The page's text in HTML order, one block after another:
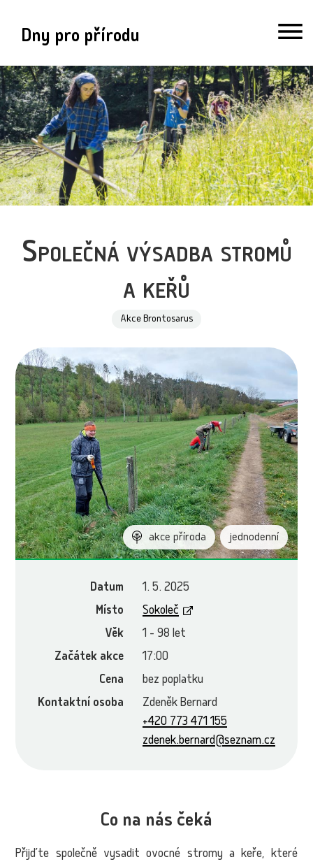
Dny pro přírodu
Společná výsadba stromů
a keřů
Akce Brontosarus
akce příroda jednodenní
Datum
1. 5. 2025
Místo
Sokoleč
Věk
1 - 98 let
Začátek akce
17:00
Cena
bez poplatku
Kontaktní osoba
Zdeněk Bernard
+420 773 471 155
zdenek.bernard@seznam.cz
Co na nás čeká
Přijďte společně vysadit ovocné stromy a keře, které